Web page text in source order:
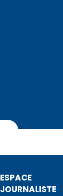
ESPACE
JOURNALISTE